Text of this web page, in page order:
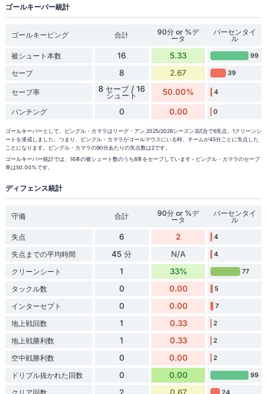
ゴールキーパー統計
ゴールキーピング 合計 90分 or %デ
ータ
パーセンタイ
ル
被シュート本数
16 5.33 99
セーブ 8 2.67 39
セーブ率 8 セーブ / 16
シュート 50.00% 4
パンチング 0 0.00 0
ゴールキーパーとして、ビングル・カマラはリーグ・アン 2025/2026シーズン3試合で6失点、1クリーンシ
ートを達成しました。つまり、ビングル・カマラがゴールマウスにいる時、チームが45分ごとに失点した
ことになります。ビングル・カマラの90分あたりの失点数は2です。
ゴールキーパー統計では、16本の被シュート数のうち8本をセーブしています - ビングル・カマラのセーブ
率は50.00%です。
ディフェンス統計
守備 合計 90分 or %デ
ータ
パーセンタイ
ル
失点
6 2 4
失点までの平均時間 45 分 N/A 4
クリーンシート 1 33% 77
タックル数 0 0.00 5
インターセプト 0 0.00 7
地上戦回数 1 0.33 2
地上戦勝利数 1 0.33 2
空中戦勝利数 0 0.00 2
ドリブル抜かれた回数 0 0.00 99
2 0.67 24